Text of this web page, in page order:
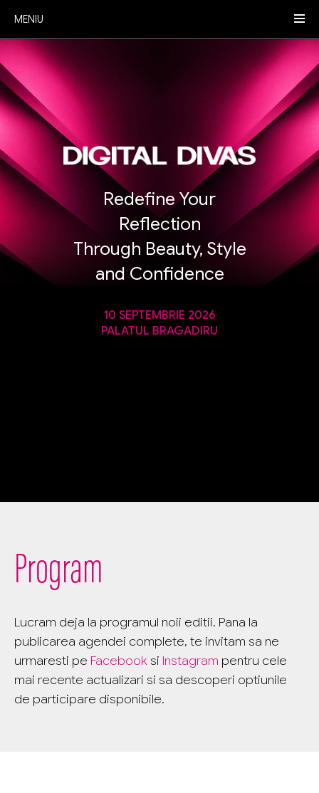
MENIU
Redefine Your
Reflection
Through Beauty, Style
and Confidence
10 SEPTEMBRIE 2026
PALATUL BRAGADIRU
Program
Lucram deja la programul noii editii. Pana la
publicarea agendei complete, te invitam sa ne
urmaresti pe Facebooksi Instagram pentru cele
mai recente actualizari si sa descoperi optiunile
de participare disponibile.